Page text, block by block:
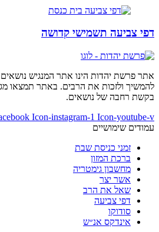
דפי צביעה תשמישי קדושה
אתר פרשת יהדות הינו אתר המנגיש
להמשיך ולזכות את הרבים. באתר תמצאו
בקשת רחבה של נושאים.
Icon-instagram-1 Icon-youtube-v
עמודים שימושיים
זמני כניסת שבת
ברכת המזון
מחשבון גימטריה
אשר יצר
שאל את הרב
דפי צביעה
סודוקו
אינדקס אנ״ש